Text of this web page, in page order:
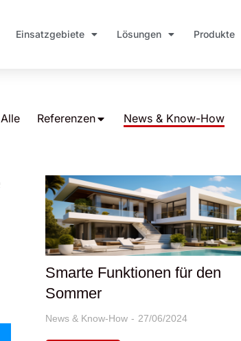
Einsatzgebiete Lösungen Produkte
Alle Referenzen News & Know-How
Smarte Funktionen für den
Sommer
News & Know-How 27/06/2024